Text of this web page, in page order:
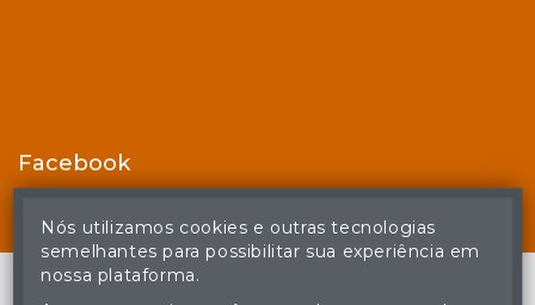
Facebook
Nós utilizamos cookies e outras tecnologias
semelhantes para possibilitar sua experiência em
nossa plataforma.